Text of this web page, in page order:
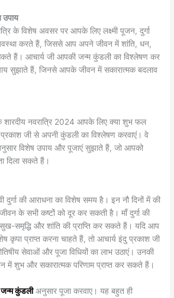
उपाय
के विशेष अवसर पर आपके लिए लक्ष्मी पूजन, दुर्गा
करते हैं, जिससे आप अपने जीवन में शांति, धन,
हैं। आचार्य जी आपकी जन्म कुंडली का विश्लेषण कर
सुझाते हैं, जिनसे आपके जीवन में सकारात्मक बदलाव
शारदीय नवरात्रि 2024 आपके लिए क्या शुभ फल
जी से अपनी कुंडली का विश्लेषण करवाएं। वे
विशेष उपाय और पूजाएं सुझाते हैं, जो आपको
दिला सकते हैं।
दुर्गा की आराधना का विशेष समय है। इन नौ दिनों में की
के सभी कष्टों को दूर कर सकती है। माँ दुर्गा की
समृद्धि और शांति की प्राप्ति कर सकते हैं। यदि आप
कृपा प्राप्त करना चाहते हैं, तो आचार्य इंदु प्रकाश जी
सेवाओं और पूजा विधियों का लाभ उठाएं। उनकी
में शुभ और सकारात्मक परिणाम प्राप्त कर सकते हैं।
जन्म कुंडली अनुसार पूजा करवाए। यह बहुत ही